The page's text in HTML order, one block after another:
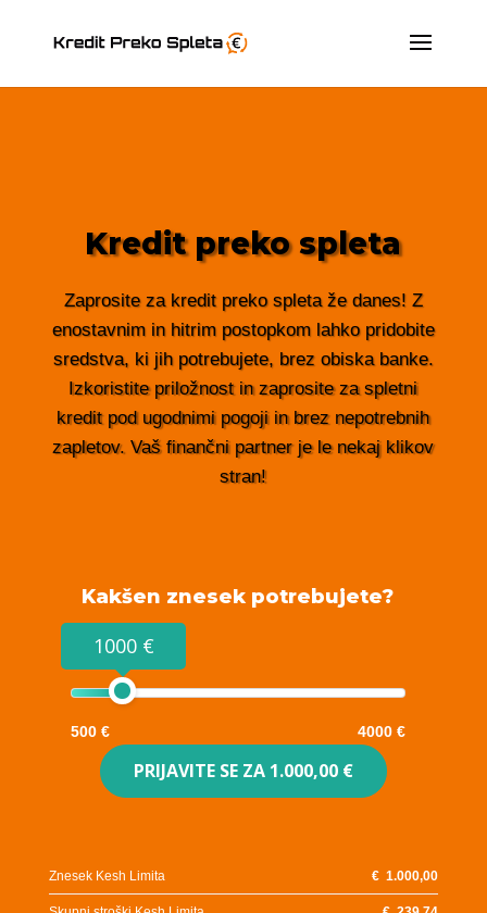
Kredit preko spleta
Zaprosite za kredit preko spleta že danes! Z
enostavnim in hitrim postopkom lahko pridobite
sredstva, ki jih potrebujete, brez obiska banke.
Izkoristite priložnost in zaprosite za spletni
kredit pod ugodnimi pogoji in brez nepotrebnih
zapletov. Vaš finančni partner je le nekaj klikov
stran!
Kakšen znesek potrebujete?
1000 €
500 € 4000 €
PRIJAVITE SE ZA 1.000,00 €
Znesek Kesh Limita €1.000,00